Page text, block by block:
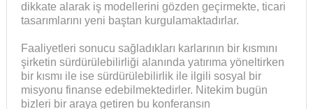
dikkate alarak iş modellerini gözden geçirmekte, ticari
tasarımlarını yeni baştan kurgulamaktadırlar.
Faaliyetleri sonucu sağladıkları karlarının bir kısmını
şirketin sürdürülebilirliği alanında yatırıma yöneltirken
bir kısmı ile ise sürdürülebilirlik ile ilgili sosyal bir
misyonu finanse edebilmektedirler. Nitekim bugün
bizleri bir araya getiren bu konferansın